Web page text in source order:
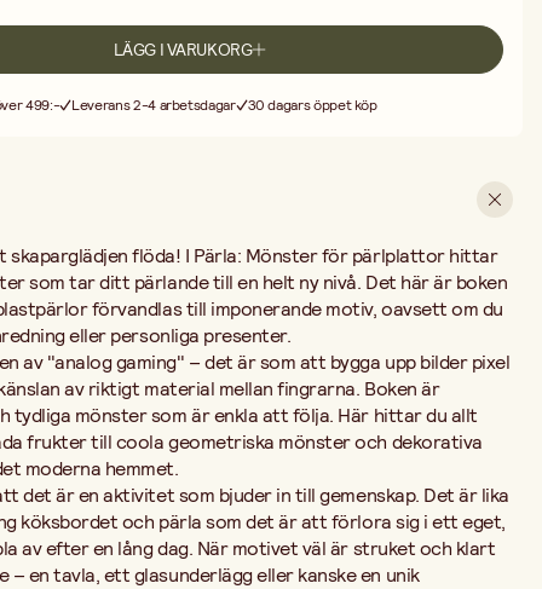
som det är att förlora sig i ett eget, lite större projekt för att
LÄGG I VARUKORG
499:- Leverans 2-4 arbetsdagar 30 dagars öppet köp
skaparglädjen flöda! I Pärla: Mönster för pärlplattor hittar
som tar ditt pärlande till en helt ny nivå. Det här är boken
förvandlas till imponerande motiv, oavsett om du
eller personliga presenter.
av "analog gaming" – det är som att bygga upp bilder pixel
av riktigt material mellan fingrarna. Boken är
tydliga mönster som är enkla att följa. Här hittar du allt
frukter till coola geometriska mönster och dekorativa
moderna hemmet.
det är en aktivitet som bjuder in till gemenskap. Det är lika
köksbordet och pärla som det är att förlora sig i ett eget,
av efter en lång dag. När motivet väl är struket och klart
– en tavla, ett glasunderlägg eller kanske en unik